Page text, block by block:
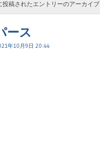
投稿されたエントリーのアーカイブ
ース
年10月9日 20:44